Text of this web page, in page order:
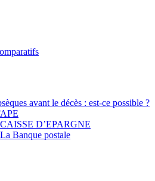
avant le décès : est-ce possible ?
CAISSE D’EPARGNE
Banque postale